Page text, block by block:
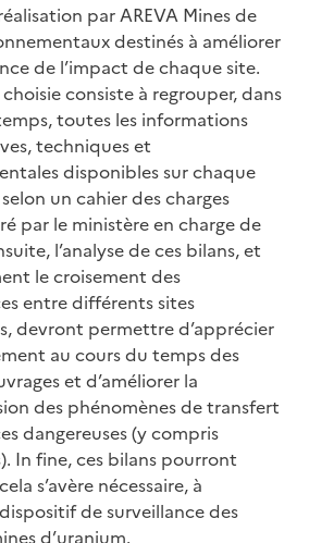
par AREVA Mines de
destinés à améliorer
de l’impact de chaque site.
consiste à regrouper, dans
toutes les informations
techniques et
disponibles sur chaque
un cahier des charges
par le ministère en charge de
l’analyse de ces bilans, et
le croisement des
entre différents sites
devront permettre d’apprécier
au cours du temps des
et d’améliorer la
des phénomènes de transfert
dangereuses (y compris
In fine, ces bilans pourront
s’avère nécessaire, à
de surveillance des
d’uranium.